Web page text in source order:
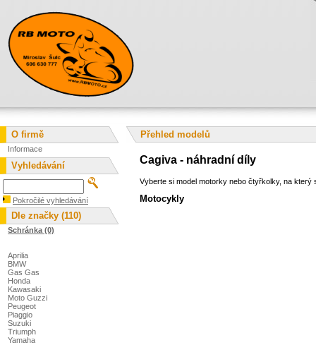
Přehled modelů
Cagiva - náhradní díly
Vyberte si model motorky nebo čtyřkolky, na který
Motocykly
O firmě
Informace
Vyhledávání
Pokročilé vyhledávání
Dle značky (110)
Schránka (0)
Aprilia
BMW
Gas Gas
Honda
Kawasaki
Moto Guzzi
Peugeot
Piaggio
Suzuki
Triumph
Yamaha